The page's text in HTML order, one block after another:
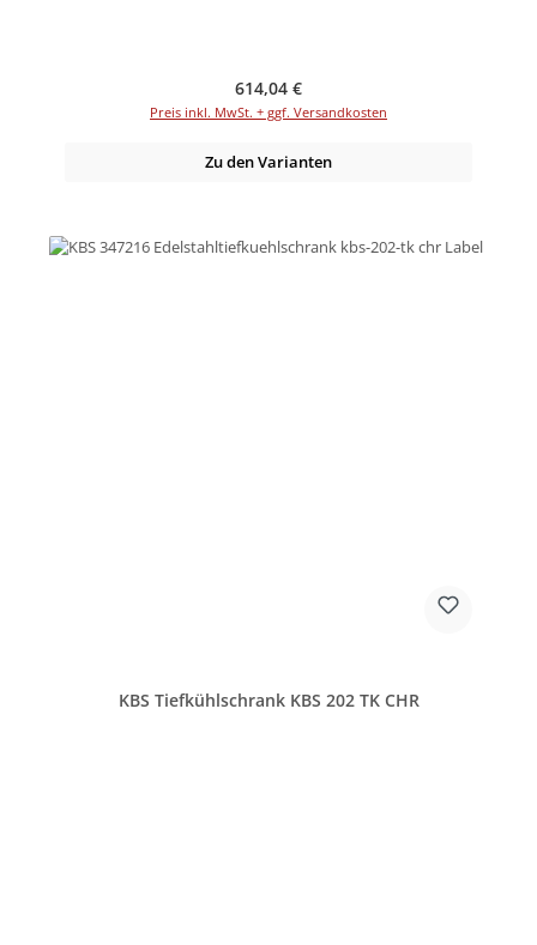
Regulärer Preis:
614,04 €
Preis inkl. MwSt. + ggf. Versandkosten
Zu den Varianten
KBS Tiefkühlschrank KBS 202 TK CHR